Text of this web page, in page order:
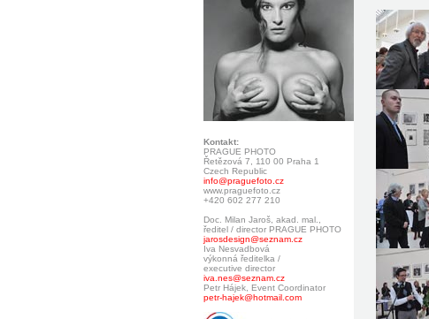
Kontakt:
PRAGUE PHOTO
Řetězová 7, 110 00 Praha 1
Czech Republic
info@praguefoto.cz
www.praguefoto.cz
+420 602 277 210
Doc. Milan Jaroš, akad. mal.,
ředitel / director PRAGUE PHOTO
jarosdesign@seznam.cz
Iva Nesvadbová
výkonná ředitelka /
executive director
iva.nes@seznam.cz
Petr Hájek, Event Coordinator
petr-hajek@hotmail.com